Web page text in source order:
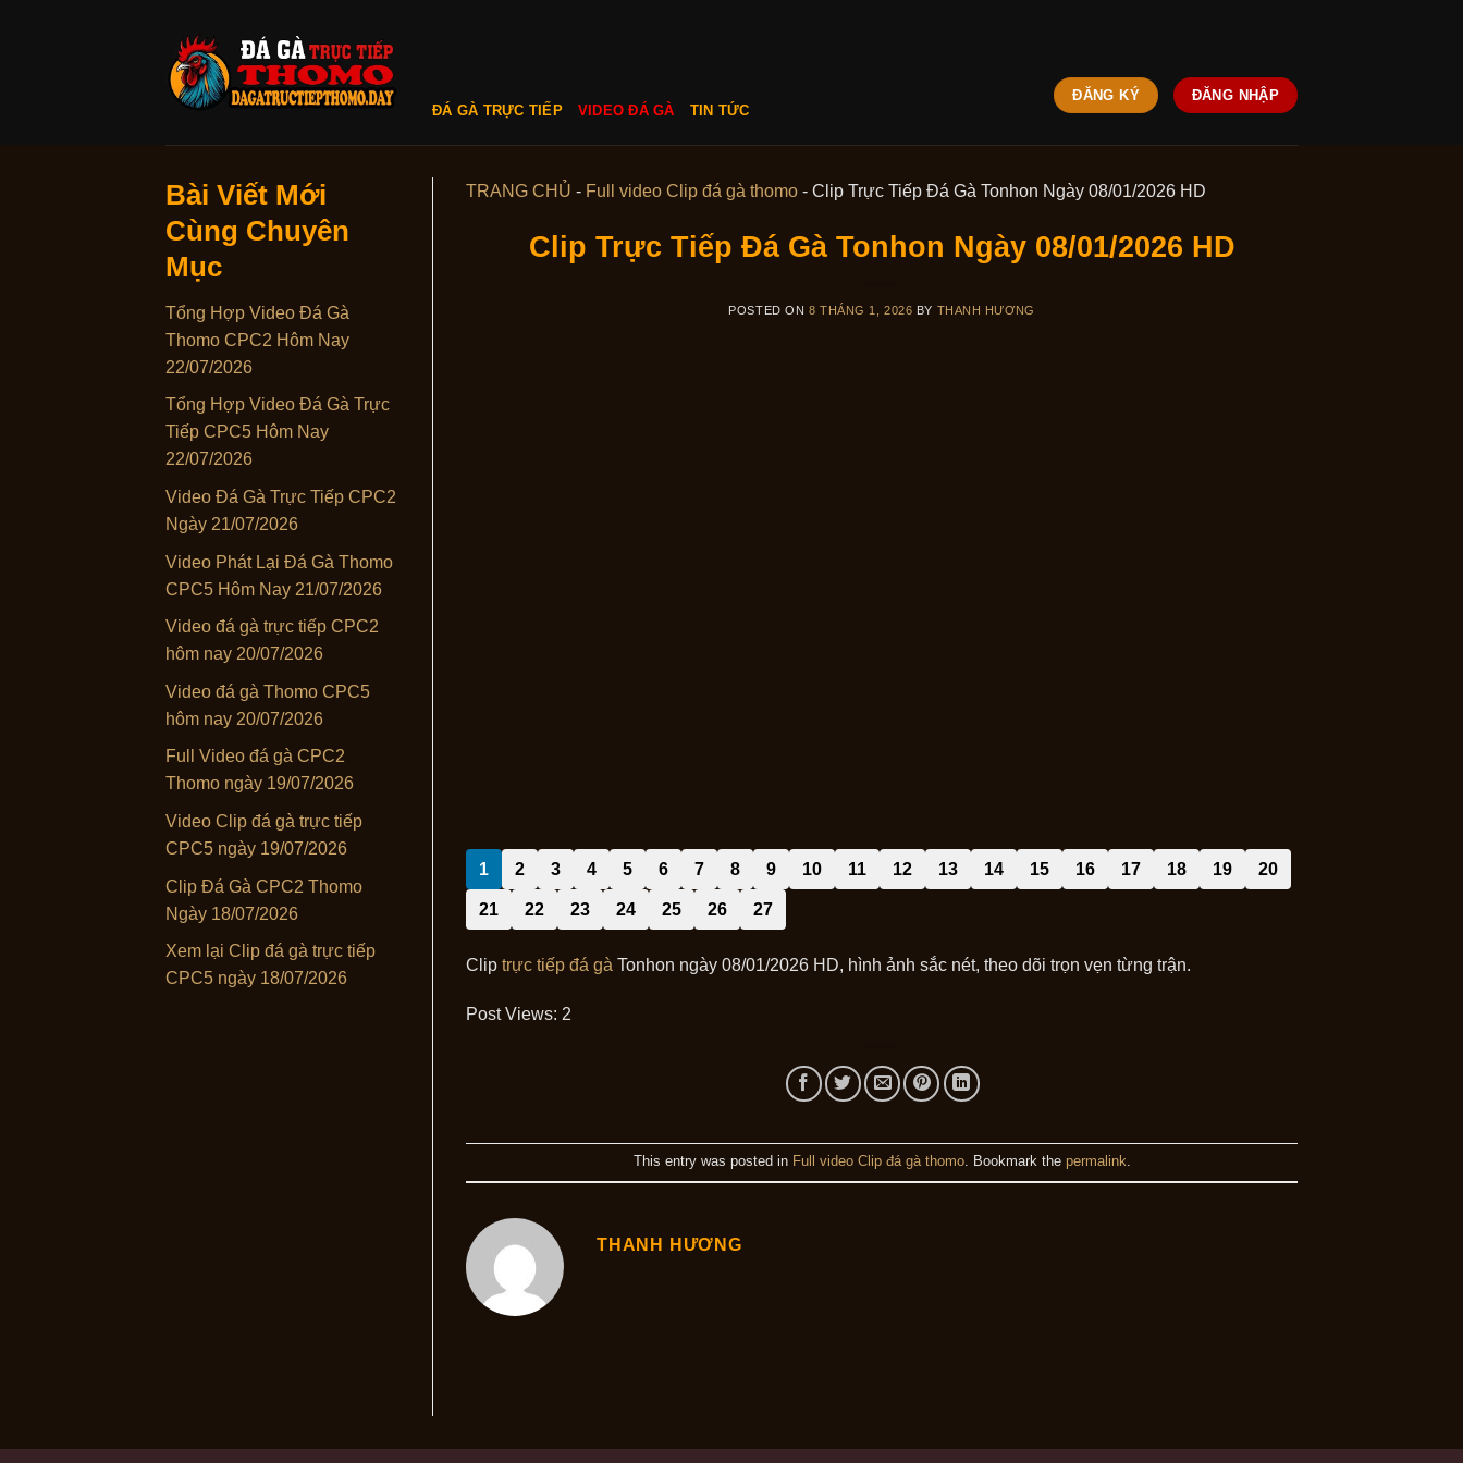
ĐÁ GÀ TRỰC TIẾP VIDEO ĐÁ GÀ TIN TỨC
ĐĂNG KÝ ĐĂNG NHẬP
Bài Viết Mới
Cùng Chuyên
Mục
Tổng Hợp Video Đá Gà
Thomo CPC2 Hôm Nay
22/07/2026
Tổng Hợp Video Đá Gà Trực
Tiếp CPC5 Hôm Nay
22/07/2026
Video Đá Gà Trực Tiếp CPC2
Ngày 21/07/2026
Video Phát Lại Đá Gà Thomo
CPC5 Hôm Nay 21/07/2026
Video đá gà trực tiếp CPC2
hôm nay 20/07/2026
Video đá gà Thomo CPC5
hôm nay 20/07/2026
Full Video đá gà CPC2
Thomo ngày 19/07/2026
Video Clip đá gà trực tiếp
CPC5 ngày 19/07/2026
Clip Đá Gà CPC2 Thomo
Ngày 18/07/2026
Xem lại Clip đá gà trực tiếp
CPC5 ngày 18/07/2026
TRANG CHỦ - Full video Clip đá gà thomo - Clip Trực Tiếp Đá Gà Tonhon Ngày 08/01/2026 HD
Clip Trực Tiếp Đá Gà Tonhon Ngày 08/01/2026 HD
POSTED ON 8 THÁNG 1, 2026 BY THANH HƯƠNG
1 2 3 4 5 6 7 8 9 10 11 12 13 14 15 16 17 18 19 20
21 22 23 24 25 26 27
Clip trực tiếp đá gà Tonhon ngày 08/01/2026 HD, hình ảnh sắc nét, theo dõi trọn vẹn từng trận.
Post Views: 2
This entry was posted in Full video Clip đá gà thomo. Bookmark the permalink
THANH HƯƠNG